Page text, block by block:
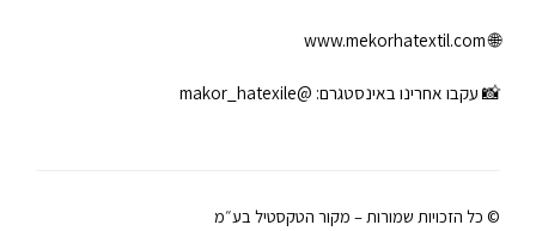
🌐
www.mekorhatextil.com
📸 עקבו אחרינו באינסטגרם: @makor_hatexile
© כל הזכויות שמורות – מקור הטקסטיל בע״מ